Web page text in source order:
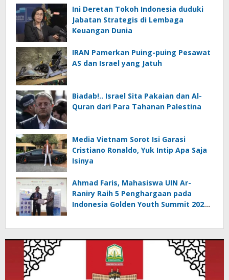
Ini Deretan Tokoh Indonesia duduki
Jabatan Strategis di Lembaga
Keuangan Dunia
IRAN Pamerkan Puing-puing Pesawat
AS dan Israel yang Jatuh
Biadab!.. Israel Sita Pakaian dan Al-
Quran dari Para Tahanan Palestina
Media Vietnam Sorot Isi Garasi
Cristiano Ronaldo, Yuk Intip Apa Saja
Isinya
Ahmad Faris, Mahasiswa UIN Ar-
Raniry Raih 5 Penghargaan pada
Indonesia Golden Youth Summit 2026